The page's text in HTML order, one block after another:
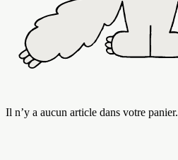
Il n’y a aucun article dans votre panier.